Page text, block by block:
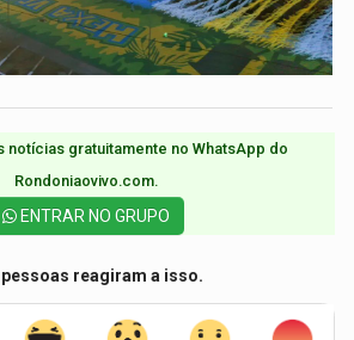
notícias gratuitamente no WhatsApp do
Rondoniaovivo.com.​
ENTRAR NO GRUPO
pessoas reagiram a isso.